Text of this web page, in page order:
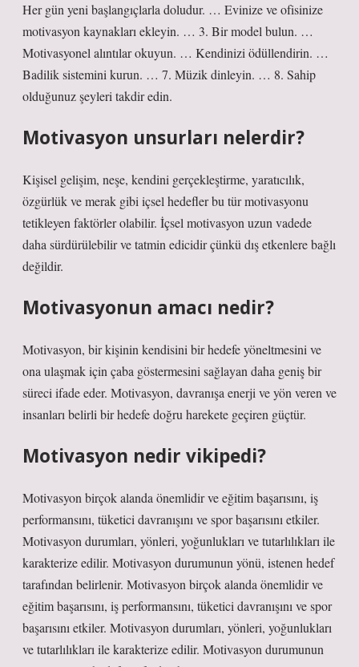
Her gün yeni başlangıçlarla doludur. … Evinize ve ofisinize
motivasyon kaynakları ekleyin. … 3. Bir model bulun. …
Motivasyonel alıntılar okuyun. … Kendinizi ödüllendirin. …
Badilik sistemini kurun. … 7. Müzik dinleyin. … 8. Sahip
olduğunuz şeyleri takdir edin.
Motivasyon unsurları nelerdir?
Kişisel gelişim, neşe, kendini gerçekleştirme, yaratıcılık,
özgürlük ve merak gibi içsel hedefler bu tür motivasyonu
tetikleyen faktörler olabilir. İçsel motivasyon uzun vadede
daha sürdürülebilir ve tatmin edicidir çünkü dış etkenlere bağlı
değildir.
Motivasyonun amacı nedir?
Motivasyon, bir kişinin kendisini bir hedefe yöneltmesini ve
ona ulaşmak için çaba göstermesini sağlayan daha geniş bir
süreci ifade eder. Motivasyon, davranışa enerji ve yön veren ve
insanları belirli bir hedefe doğru harekete geçiren güçtür.
Motivasyon nedir vikipedi?
Motivasyon birçok alanda önemlidir ve eğitim başarısını, iş
performansını, tüketici davranışını ve spor başarısını etkiler.
Motivasyon durumları, yönleri, yoğunlukları ve tutarlılıkları ile
karakterize edilir. Motivasyon durumunun yönü, istenen hedef
tarafından belirlenir. Motivasyon birçok alanda önemlidir ve
eğitim başarısını, iş performansını, tüketici davranışını ve spor
başarısını etkiler. Motivasyon durumları, yönleri, yoğunlukları
ve tutarlılıkları ile karakterize edilir. Motivasyon durumunun